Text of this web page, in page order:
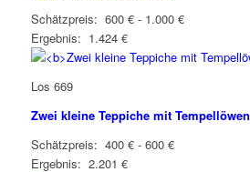
Schätzpreis: 600 € - 1.000 €
Ergebnis: 1.424 €
Los 669
Zwei kleine Teppiche mit Tempellöwen
Schätzpreis: 400 € - 600 €
Ergebnis: 2.201 €